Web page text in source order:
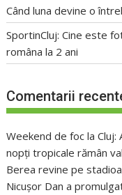
Când luna devine o
SportinCluj: Cine este
româna la 2 ani
Comentarii
Weekend de foc la Cluj:
nopți tropicale rămân
Berea revine pe
Nicușor Dan a